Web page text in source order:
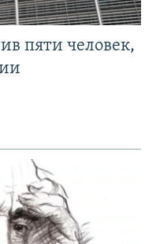
пяти человек,